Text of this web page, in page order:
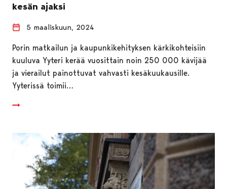
kesän ajaksi
5 maaliskuun, 2024
Porin matkailun ja kaupunkikehityksen kärkikohteisiin
kuuluva Yyteri kerää vuosittain noin 250 000 kävijää
ja vierailut painottuvat vahvasti kesäkuukausille.
Yyterissä toimii…